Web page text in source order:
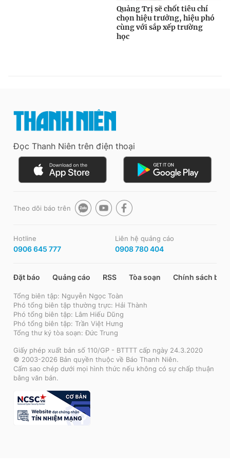
Đọc Thanh Niên trên điện thoại
Theo dõi báo trên
Hotline
0906 645 777
Liên hệ quảng cáo
0908 780 404
Đặt báo Quảng cáo RSS Tòa soạn Chính sách bảo
Tổng biên tập: Nguyễn Ngọc Toàn
Phó tổng biên tập thường trực: Hải Thành
Phó tổng biên tập: Lâm Hiếu Dũng
Phó tổng biên tập: Trần Việt Hưng
Tổng thư ký tòa soạn: Đức Trung
Giấy phép xuất bản số 110/GP - BTTTT cấp ngày 24.3.2020
© 2003-2026 Bản quyền thuộc về Báo Thanh Niên.
Cấm sao chép dưới mọi hình thức nếu không có sự chấp thuận
bằng văn bản.